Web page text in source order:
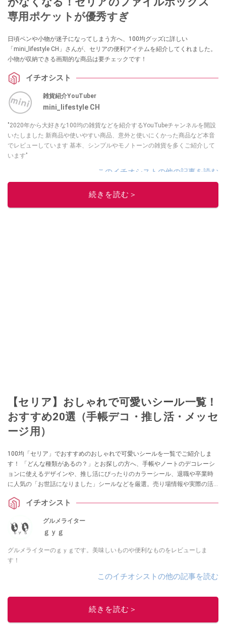
専用ポケットが優秀すぎ
日頃ペンや小物が迷子になってしまう方へ、100均グッズに詳しい
「mini_lifestyle CH」さんが、セリアの便利アイテムを紹介してくれました。
小物が収納できる画期的な商品は要チェックです！
イチオシスト
雑貨紹介YouTuber
mini_lifestyle CH
"2020年から大好きな100均の雑貨などを紹介するYouTubeチャンネルを開設
いたしました 新商品や使いやすい商品、意外と使いにくかった商品など本音
でレビューしています 基本、シンプルやモノトーンの雑貨を多くご紹介して
います"
このイチオシストの他の記事を読む
続きを読む＞
【セリア】おしゃれで可愛いシール一覧！
おすすめ20選（手帳デコ・推し活・メッセ
ージ用）
100均「セリア」でおすすめのおしゃれで可愛いシールを一覧でご紹介しま
す！ 「どんな種類があるの？」とお探しの方へ、手帳やノートのデコレーシ
ョンに使えるデザインや、推し活にぴったりのカラーシール、退職や卒業時
に人気の「お世話になりました」シールなどを厳選。売り場情報や実際の活
イチオシスト
グルメライター
ｇｙｇ
グルメライターのｇｙｇです。美味しいものや便利なものをレビューしま
す！
このイチオシストの他の記事を読む
続きを読む＞